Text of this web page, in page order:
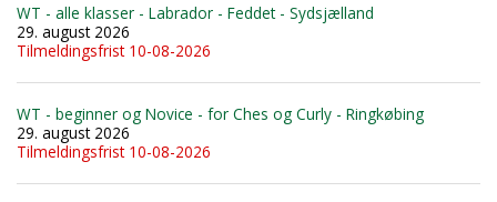
WT - alle klasser - Labrador - Feddet - Sydsjælland
29. august 2026
Tilmeldingsfrist 10-08-2026
WT - beginner og Novice - for Ches og Curly - Ringkøbing
29. august 2026
Tilmeldingsfrist 10-08-2026